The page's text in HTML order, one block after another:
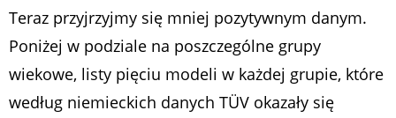
Teraz przyjrzyjmy się mniej pozytywnym danym.
Poniżej w podziale na poszczególne grupy
wiekowe, listy pięciu modeli w każdej grupie, które
według niemieckich danych TÜV okazały się